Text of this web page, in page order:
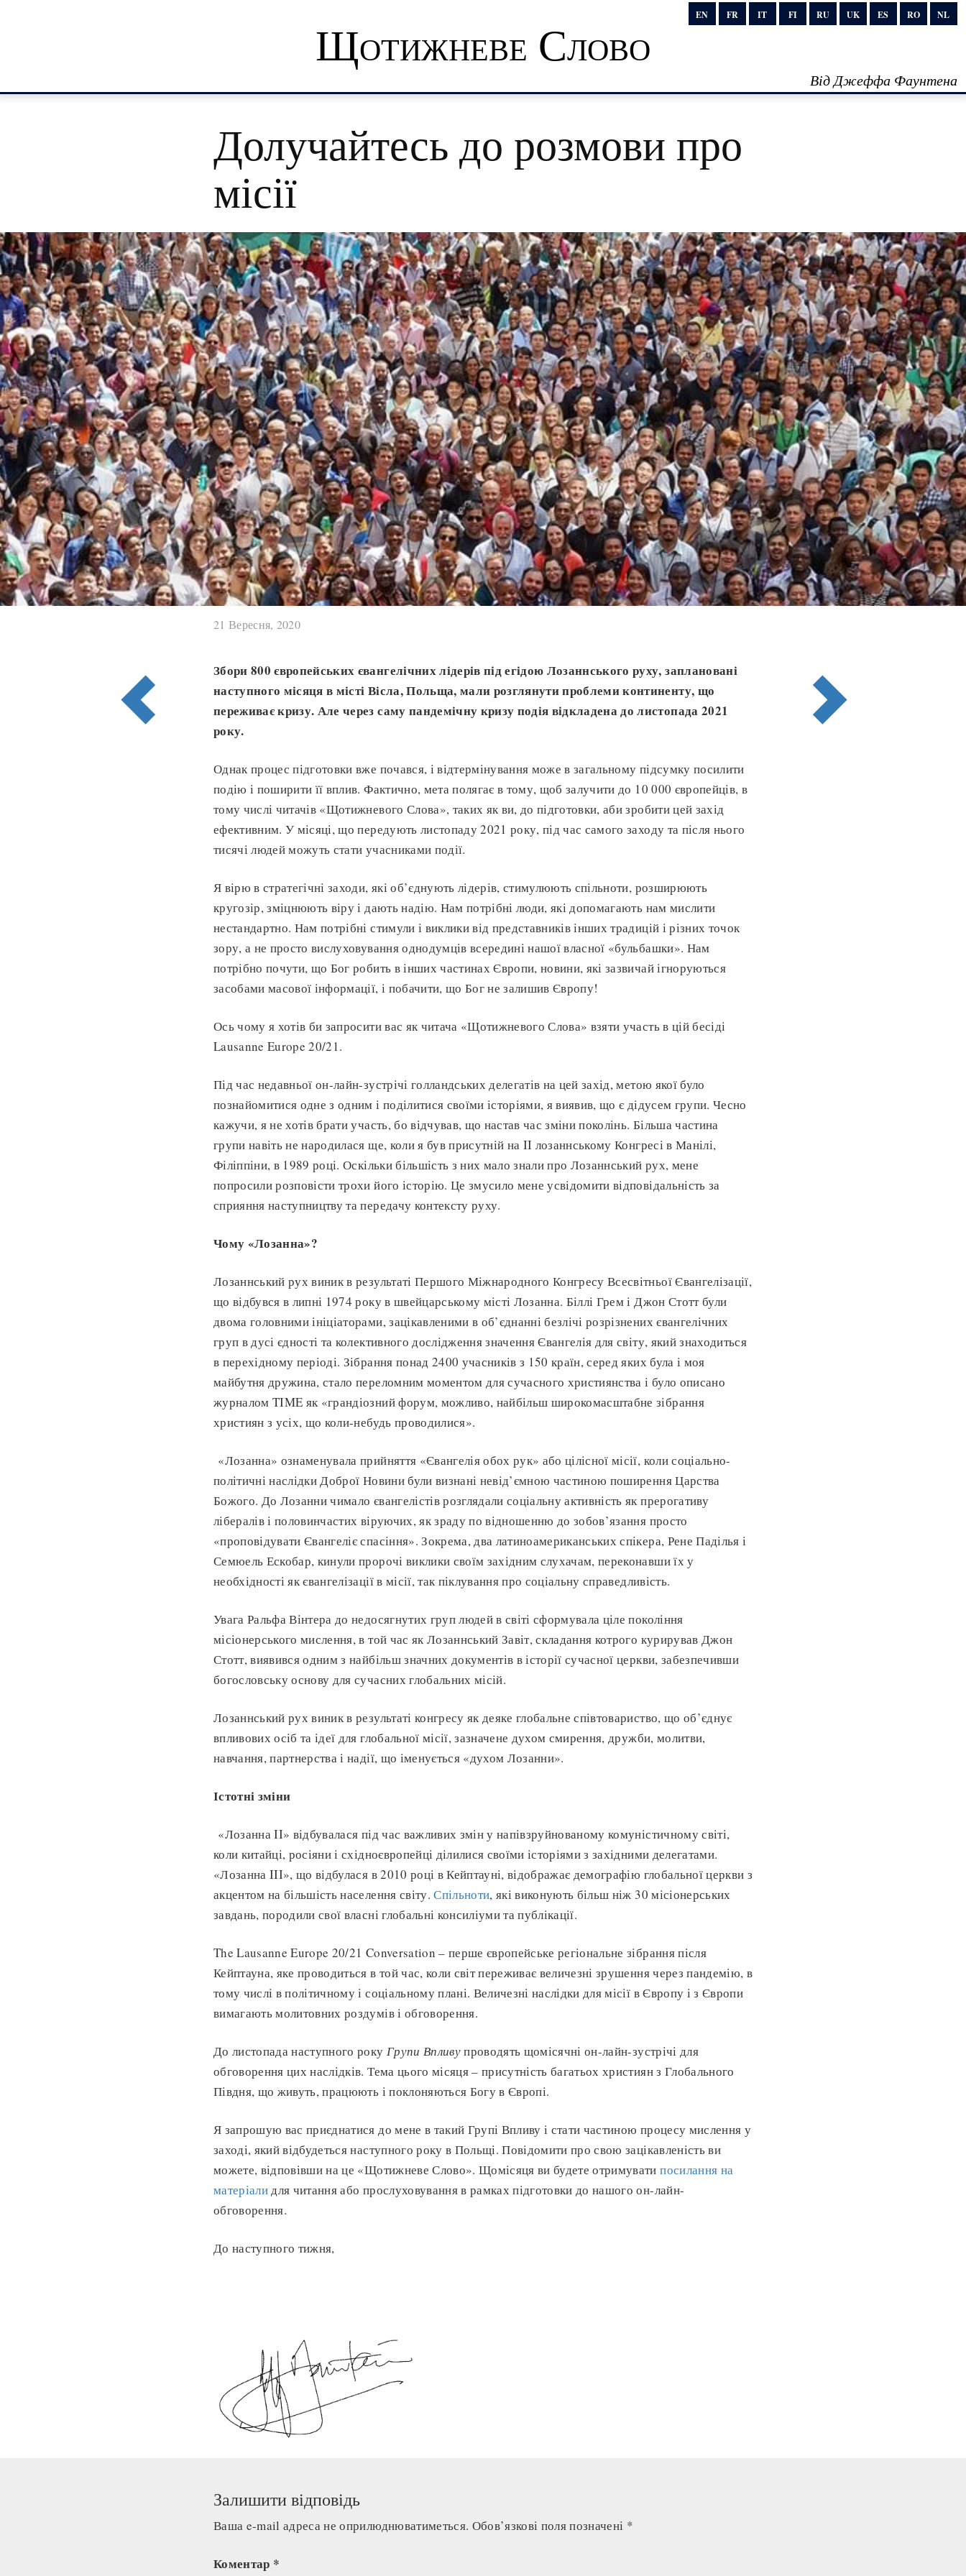
EN FR IT FI RU UK ES RO NL
Щотижневе Слово
Від Джеффа Фаунтена
Долучайтесь до розмови про
місії
21 Вересня, 2020
Збори 800 європейських євангелічних лідерів під егідою Лозаннського руху, заплановані
наступного місяця в місті Вісла, Польща, мали розглянути проблеми континенту, що
переживає кризу. Але через саму пандемічну кризу подія відкладена до листопада 2021
року.
Однак процес підготовки вже почався, і відтермінування може в загальному підсумку посилити
подію і поширити її вплив. Фактично, мета полягає в тому, щоб залучити до 10 000 європейців, в
тому числі читачів «Щотижневого Слова», таких як ви, до підготовки, аби зробити цей захід
ефективним. У місяці, що передують листопаду 2021 року, під час самого заходу та після нього
тисячі людей можуть стати учасниками події.
Я вірю в стратегічні заходи, які об’єднують лідерів, стимулюють спільноти, розширюють
кругозір, зміцнюють віру і дають надію. Нам потрібні люди, які допомагають нам мислити
нестандартно. Нам потрібні стимули і виклики від представників інших традицій і різних точок
зору, а не просто вислуховування однодумців всередині нашої власної «бульбашки». Нам
потрібно почути, що Бог робить в інших частинах Європи, новини, які зазвичай ігноруються
засобами масової інформації, і побачити, що Бог не залишив Європу!
Ось чому я хотів би запросити вас як читача «Щотижневого Слова» взяти участь в цій бесіді
Lausanne Europe 20/21.
Під час недавньої он-лайн-зустрічі голландських делегатів на цей захід, метою якої було
познайомитися одне з одним і поділитися своїми історіями, я виявив, що є дідусем групи. Чесно
кажучи, я не хотів брати участь, бо відчував, що настав час зміни поколінь. Більша частина
групи навіть не народилася ще, коли я був присутній на II лозаннському Конгресі в Манілі,
Філіппіни, в 1989 році. Оскільки більшість з них мало знали про Лозаннський рух, мене
попросили розповісти трохи його історію. Це змусило мене усвідомити відповідальність за
сприяння наступництву та передачу контексту руху.
Чому «Лозанна»?
Лозаннський рух виник в результаті Першого Міжнародного Конгресу Всесвітньої Євангелізації,
що відбувся в липні 1974 року в швейцарському місті Лозанна. Біллі Грем і Джон Стотт були
двома головними ініціаторами, зацікавленими в об’єднанні безлічі розрізнених євангелічних
груп в дусі єдності та колективного дослідження значення Євангелія для світу, який знаходиться
в перехідному періоді. Зібрання понад 2400 учасників з 150 країн, серед яких була і моя
майбутня дружина, стало переломним моментом для сучасного християнства і було описано
журналом TIME як «грандіозний форум, можливо, найбільш широкомасштабне зібрання
християн з усіх, що коли-небудь проводилися».
«Лозанна» ознаменувала прийняття «Євангелія обох рук» або цілісної місії, коли соціально-
політичні наслідки Доброї Новини були визнані невід’ємною частиною поширення Царства
Божого. До Лозанни чимало євангелістів розглядали соціальну активність як прерогативу
лібералів і половинчастих віруючих, як зраду по відношенню до зобов’язання просто
«проповідувати Євангеліє спасіння». Зокрема, два латиноамериканських спікера, Рене Паділья і
Семюель Ескобар, кинули пророчі виклики своїм західним слухачам, переконавши їх у
необхідності як євангелізації в місії, так піклування про соціальну справедливість.
Увага Ральфа Вінтера до недосягнутих груп людей в світі сформувала ціле покоління
місіонерського мислення, в той час як Лозаннський Завіт, складання котрого курирував Джон
Стотт, виявився одним з найбільш значних документів в історії сучасної церкви, забезпечивши
богословську основу для сучасних глобальних місій.
Лозаннський рух виник в результаті конгресу як деяке глобальне співтовариство, що об’єднує
впливових осіб та ідеї для глобальної місії, зазначене духом смирення, дружби, молитви,
навчання, партнерства і надії, що іменується «духом Лозанни».
Істотні зміни
«Лозанна II» відбувалася під час важливих змін у напівзруйнованому комуністичному світі,
коли китайці, росіяни і східноєвропейці ділилися своїми історіями з західними делегатами.
«Лозанна III», що відбулася в 2010 році в Кейптауні, відображає демографію глобальної церкви з
акцентом на більшість населення світу.Спільноти, які виконують більш ніж 30 місіонерських
завдань, породили свої власні глобальні консиліуми та публікації.
The Lausanne Europe 20/21 Conversation – перше європейське регіональне зібрання після
Кейптауна, яке проводиться в той час, коли світ переживає величезні зрушення через пандемію, в
тому числі в політичному і соціальному плані. Величезні наслідки для місії в Європу і з Європи
вимагають молитовних роздумів і обговорення.
До листопада наступного року Групи Впливупроводять щомісячні он-лайн-зустрічі для
обговорення цих наслідків. Тема цього місяця – присутність багатьох християн з Глобального
Півдня, що живуть, працюють і поклоняються Богу в Європі.
Я запрошую вас приєднатися до мене в такий Групі Впливу і стати частиною процесу мислення у
заході, який відбудеться наступного року в Польщі. Повідомити про свою зацікавленість ви
можете, відповівши на це «Щотижневе Слово». Щомісяця ви будете отримуватипосилання на
матеріалидля читання або прослуховування в рамках підготовки до нашого он-лайн-
обговорення.
До наступного тижня,
Залишити відповідь
Ваша e-mail адреса не оприлюднюватиметься. Обов’язкові поля позначені *
Коментар *